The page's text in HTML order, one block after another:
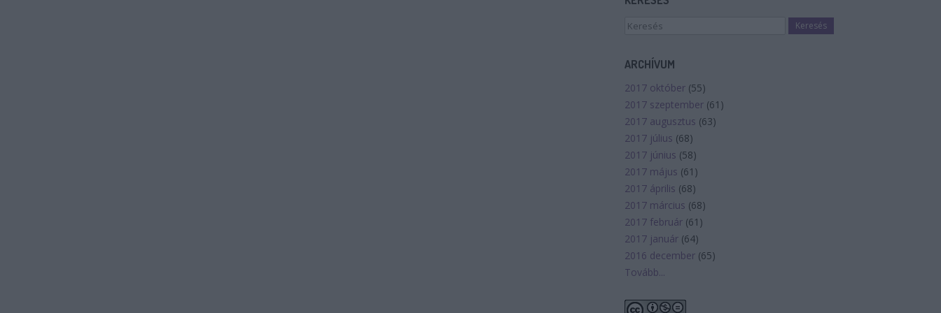
ARCHÍVUM
2017 október (55)
2017 szeptember (61 )
2017 augusztus (63)
2017 július (68)
2017 június (58)
2017 május (61 )
2017 április (68)
2017 március (68)
2017 február (61 )
2017 január (64)
2016 december (65)
Tovább...